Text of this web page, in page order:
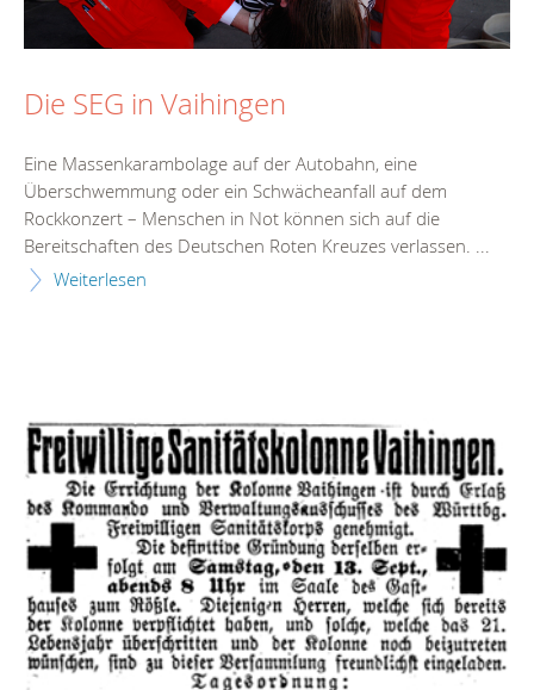
Die SEG in Vaihingen
Eine Massenkarambolage auf der Autobahn, eine
Überschwemmung oder ein Schwächeanfall auf dem
Rockkonzert – Menschen in Not können sich auf die
Bereitschaften des Deutschen Roten Kreuzes verlassen. ...
Weiterlesen